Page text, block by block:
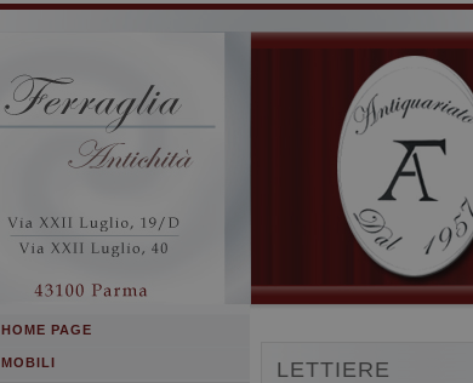
HOME PAGE
MOBILI LETTIERE